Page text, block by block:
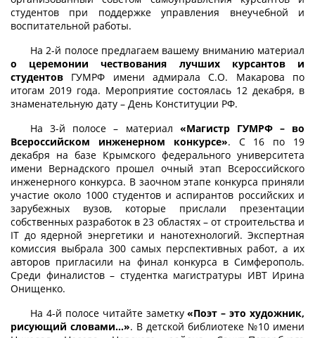
студентов при поддержке управления внеучебной и
воспитательной работы.
На 2-й полосе предлагаем вашему вниманию материал
о церемонии чествования лучших курсантов и
студентов ГУМРФ имени адмирала С.О. Макарова по
итогам 2019 года. Мероприятие состоялась 12 декабря, в
знаменательную дату – День Конституции РФ.
На 3-й полосе – материал «Магистр ГУМРФ – во
Всероссийском инженерном конкурсе». С 16 по 19
декабря на базе Крымского федерального университета
имени Вернадского прошел очный этап Всероссийского
инженерного конкурса. В заочном этапе конкурса приняли
участие около 1000 студентов и аспирантов российских и
зарубежных вузов, которые прислали презентации
собственных разработок в 23 областях – от строительства и
IT до ядерной энергетики и нанотехнологий. Экспертная
комиссия выбрала 300 самых перспективных работ, а их
авторов пригласили на финал конкурса в Симферополь.
Среди финалистов – студентка магистратуры ИВТ Ирина
Онищенко.
На 4-й полосе читайте заметку«Поэт – это художник,
рисующий словами…». В детской библиотеке №10 имени